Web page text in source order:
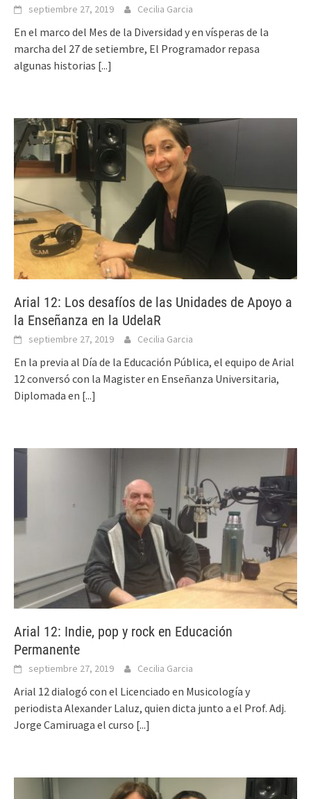
septiembre 27, 2019 Cecilia Garcia
En el marco del Mes de la Diversidad y en vísperas de la
marcha del 27 de setiembre, El Programador repasa
algunas historias [...]
Arial 12: Los desafíos de las Unidades de Apoyo a
la Enseñanza en la UdelaR
septiembre 27, 2019 Cecilia Garcia
En la previa al Día de la Educación Pública, el equipo de Arial
12 conversó con la Magister en Enseñanza Universitaria,
Diplomada en [...]
Arial 12: Indie, pop y rock en Educación
Permanente
septiembre 27, 2019 Cecilia Garcia
Arial 12 dialogó con el Licenciado en Musicología y
periodista Alexander Laluz, quien dicta junto a el Prof. Adj.
Jorge Camiruaga el curso [...]